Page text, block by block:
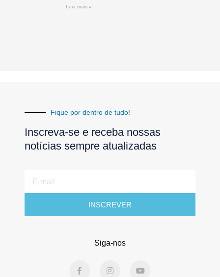
Leia mais »
Fique por dentro de tudo!
Inscreva-se e receba nossas
notícias sempre atualizadas
mail
INSCREVER
Siga-nos
a
n
o